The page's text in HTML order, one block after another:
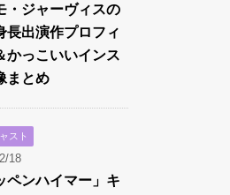
・ジャーヴィスの
長出演作プロフィ
かっこいいインス
まとめ
スト
18
ペンハイマー」キ